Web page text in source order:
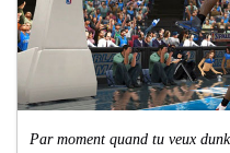
Par moment quand tu veux